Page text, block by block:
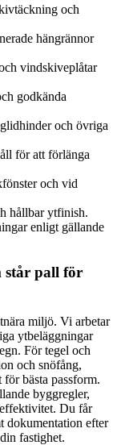
och
hängrännor
vindskiveplåtar
godkända
och övriga
för att förlänga
och vid
hållbar ytfinish.
enligt gällande
står pall för
miljö. Vi arbetar
ytbeläggningar
För tegel och
och snöfång,
bästa passform.
byggregler,
Du får
dokumentation efter
fastighet.